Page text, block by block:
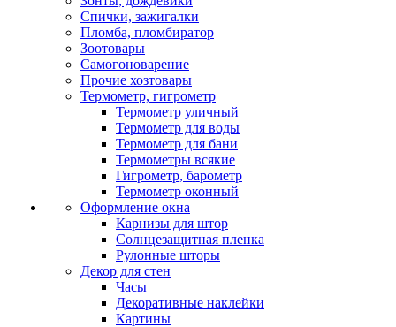
Спички, зажигалки
Пломба, пломбиратор
Зоотовары
Самогоноварение
Прочие хозтовары
Термометр, гигрометр
Термометр уличный
Термометр для воды
Термометр для бани
Термометры всякие
Гигрометр, барометр
Термометр оконный
Оформление окна
Карнизы для штор
Солнцезащитная пленка
Рулонные шторы
Декор для стен
Часы
Декоративные наклейки
Картины